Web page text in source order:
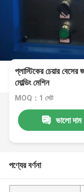
প্লাস্টিকের চেয়ার
মোল্ডিং মেশিন
MOQ：1 সেট
ভালো দাম
পণ্যের বর্ণনা